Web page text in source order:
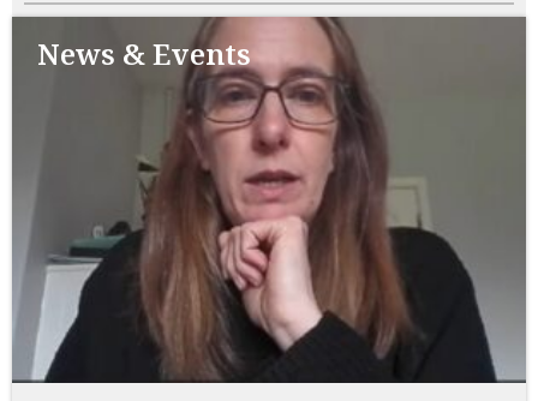
News & Events